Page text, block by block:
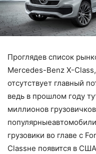
Проглядев список
Mercedes-Benz X-
отсутствует главный
ведь в прошлом году
миллионов
грузовики во главе с
Classне появится в